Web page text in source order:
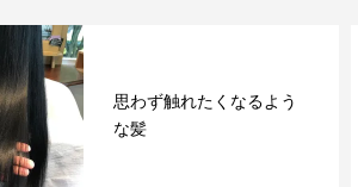
思わず触れたくなるよう
な髪